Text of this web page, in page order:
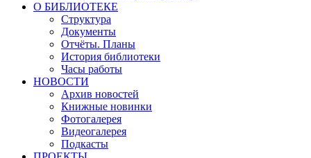
О БИБЛИОТЕКЕ
Структура
Документы
Отчёты. Планы
История библиотеки
Часы работы
НОВОСТИ
Архив новостей
Книжные новинки
Фотогалерея
Видеогалерея
Подкасты